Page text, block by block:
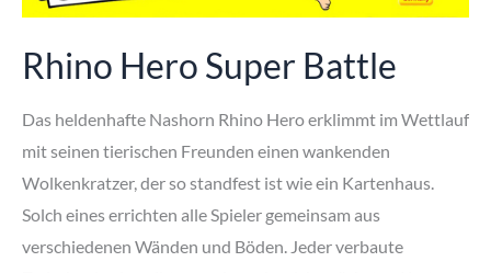
Rhino Hero Super Battle
Das heldenhafte Nashorn Rhino Hero erklimmt im Wettlauf
mit seinen tierischen Freunden einen wankenden
Wolkenkratzer, der so standfest ist wie ein Kartenhaus.
Solch eines errichten alle Spieler gemeinsam aus
verschiedenen Wänden und Böden. Jeder verbaute